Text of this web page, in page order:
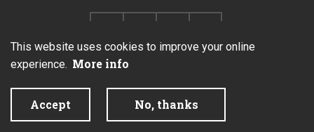
Created by Integral Vision Kft.
This website uses cookies to improve your online
experience. More info
Accept No, thanks